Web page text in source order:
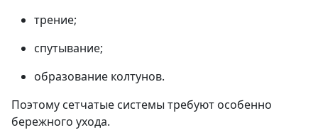
трение;
спутывание;
образование колтунов.
Поэтому сетчатые системы требуют особенно
бережного ухода.